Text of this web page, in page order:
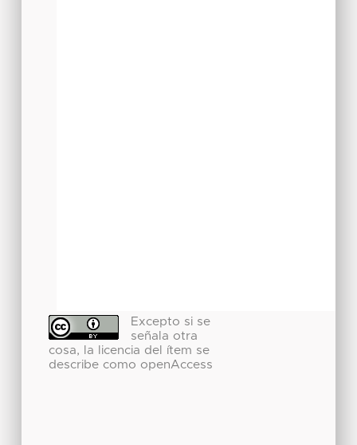
Excepto si se
señala otra
cosa, la licencia del ítem se
describe como openAccess